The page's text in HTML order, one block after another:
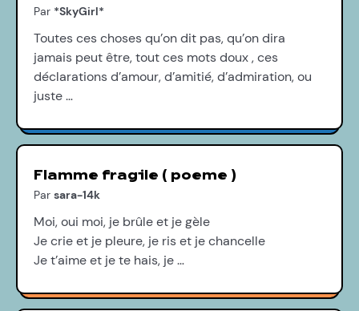
Par *SkyGirl*
Toutes ces choses qu’on dit pas, qu’on dira
jamais peut être, tout ces mots doux , ces
déclarations d’amour, d’amitié, d’admiration, ou
juste …
Flamme fragile ( poeme )
Par sara-14k
Moi, oui moi, je brûle et je gèle
Je crie et je pleure, je ris et je chancelle
Je t’aime et je te hais, je …